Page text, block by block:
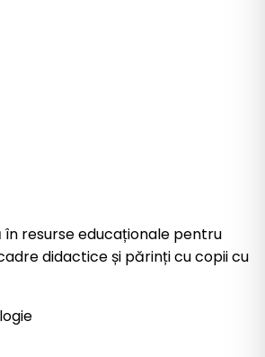
resurse educaționale pentru
didactice și părinți cu copii cu